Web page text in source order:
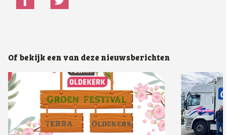
Of bekijk een van deze nieuwsberichten